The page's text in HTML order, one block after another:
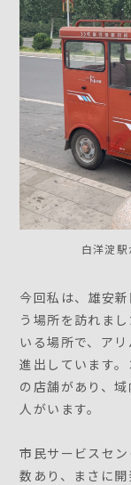
白洋淀
今回私は、雄安
う場所を訪れま
いる場所で、ア
進出しています
の店舗があり、
人がいます。
市民サービスセ
数あり、まさに